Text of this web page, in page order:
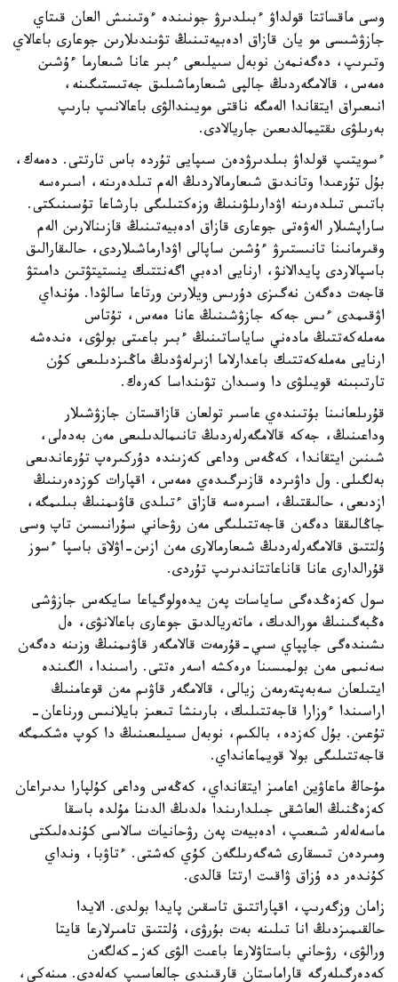
وسى ماقساتتا قولداۋ ءبىلدىرۋ جونىندە ءوتىنىش العان قىتاي
جازۋشىسى مو يان قازاق ادەبيەتىنىڭ تۋىندىلارىن جوعارى باعالاي
وتىرىپ، دەگەنمەن نوبەل سىيلىعى ءبىر عانا شىعارما ءۇشىن
ەمەس، قالامگەردىڭ جالپى شىعارماشىلىق جەتىستىگىنە،
انىعىراق ايتقاندا الەمگە ناقتى مويىندالۋى باعالانىپ بارىپ
بەرىلۋى ىقتيمالدىعىن جاريالادى.
ءسويتىپ قولداۋ بىلدىرۋدەن سىپايى تۇردە باس تارتتى. دەمەك،
بۇل تۇرعىدا وتاندىق شىعارمالاردىڭ الەم تىلدەرىنە، اسىرەسە
باتىس تىلدەرىنە اۋدارىلۋىنىڭ وزەكتىلىگى بارشاعا تۇسىنىكتى.
ساراپشىلار الەۋەتى جوعارى قازاق ادەبيەتىنىڭ قازىنالارىن الەم
وقىرمانىنا تانىستىرۋ ءۇشىن ساپالى اۋدارماشىلاردى، حالىقارالىق
باسپالاردى پايدالانۋ، ارنايى ادەبي اگەنتتىك ينستيتۋتىن دامىتۋ
قاجەت دەگەن نەگىزى دۇرىس ويلارىن ورتاعا سالۋدا. مۇنداي
اۋقىمدى ءىس جەكە جازۋشىنىڭ عانا ەمەس، تۇتاس
مەملەكەتتىڭ مادەني ساياساتىنىڭ ءبىر باعىتى بولۋى، ەندەشە
ارنايى مەملەكەتتىك باعدارلاما ازىرلەۋدىڭ ماڭىزدىلىعى كۇن
تارتىبىنە قويىلۋى دا وسىدان تۋىنداسا كەرەك.
قۇرىلعانىنا بۇتىندەي عاسىر تولعان قازاقستان جازۋشىلار
وداعىنىڭ، جەكە قالامگەرلەردىڭ تانىمالدىلىعى مەن بەدەلى،
شىنىن ايتقاندا، كەڭەس وداعى كەزىندە دۇركىرەپ تۇرعاندىعى
بەلگىلى. ول داۋىردە قازىرگىدەي ەمەس، اقپارات كوزدەرىنىڭ
ازدىعى، حالىقتىڭ، اسىرەسە قازاق ءتىلدى قاۋىمنىڭ بىلىمگە،
جاڭالىققا دەگەن قاجەتتىلىگى مەن رۋحاني سۇرانىسىن تاپ وسى
ۇلتتىق قالامگەرلەردىڭ شىعارمالارى مەن ازىن-اۋلاق باسپا ءسوز
قۇرالدارى عانا قاناعاتتاندىرىپ تۇردى.
سول كەزەڭدەگى ساياسات پەن يدەولوگياعا سايكەس جازۋشى
ەڭبەگىنىڭ مورالدىك، ماتەريالدىق جوعارى باعالانۋى، ەل
ىشىندەگى جاپپاي سىي-قۇرمەت قالامگەر قاۋىمنىڭ وزىنە دەگەن
سەنىمى مەن بولمىسىنا ەرەكشە اسەر ەتتى. راسىندا، الگىندە
ايتىلعان سەبەپتەرمەن زيالى، قالامگەر قاۋىم مەن قوعامنىڭ
اراسىندا ءوزارا قاجەتتىلىك، بارىنشا تىعىز بايلانىس ورناعان-
تۇعىن. بۇل كەزدە، بالكىم، نوبەل سىيلىعىنىڭ دا كوپ ەشكىمگە
قاجەتتىلىگى بولا قويماعانداي.
مۇحاڭ ماعاۋين اعامىز ايتقانداي، كەڭەس وداعى كۇلپارا ىدىراعان
كەزەڭنىڭ العاشقى جىلدارىندا ەلدىڭ الدىنا مۇلدە باسقا
ماسەلەلەر شىعىپ، ادەبيەت پەن رۋحانيات سالاسى كۇندەلىكتى
ومىردەن تىسقارى شەگەرىلگەن كۇي كەشتى. ءتاۋبا، ونداي
كۇندەر دە ۇزاق ۋاقىت ارتتا قالدى.
زامان وزگەرىپ، اقپاراتتىق تاسقىن پايدا بولدى. الايدا
حالقىمىزدىڭ انا تىلىنە بەت بۇرۋى، ۇلتتىق تامىرلارعا قايتا
ورالۋى، رۋحاني باستاۋلارعا باعىت الۋى كەز-كەلگەن
كەدەرگىلەرگە قاراماستان قارقىندى جالعاسىپ كەلەدى. مىنەكي،